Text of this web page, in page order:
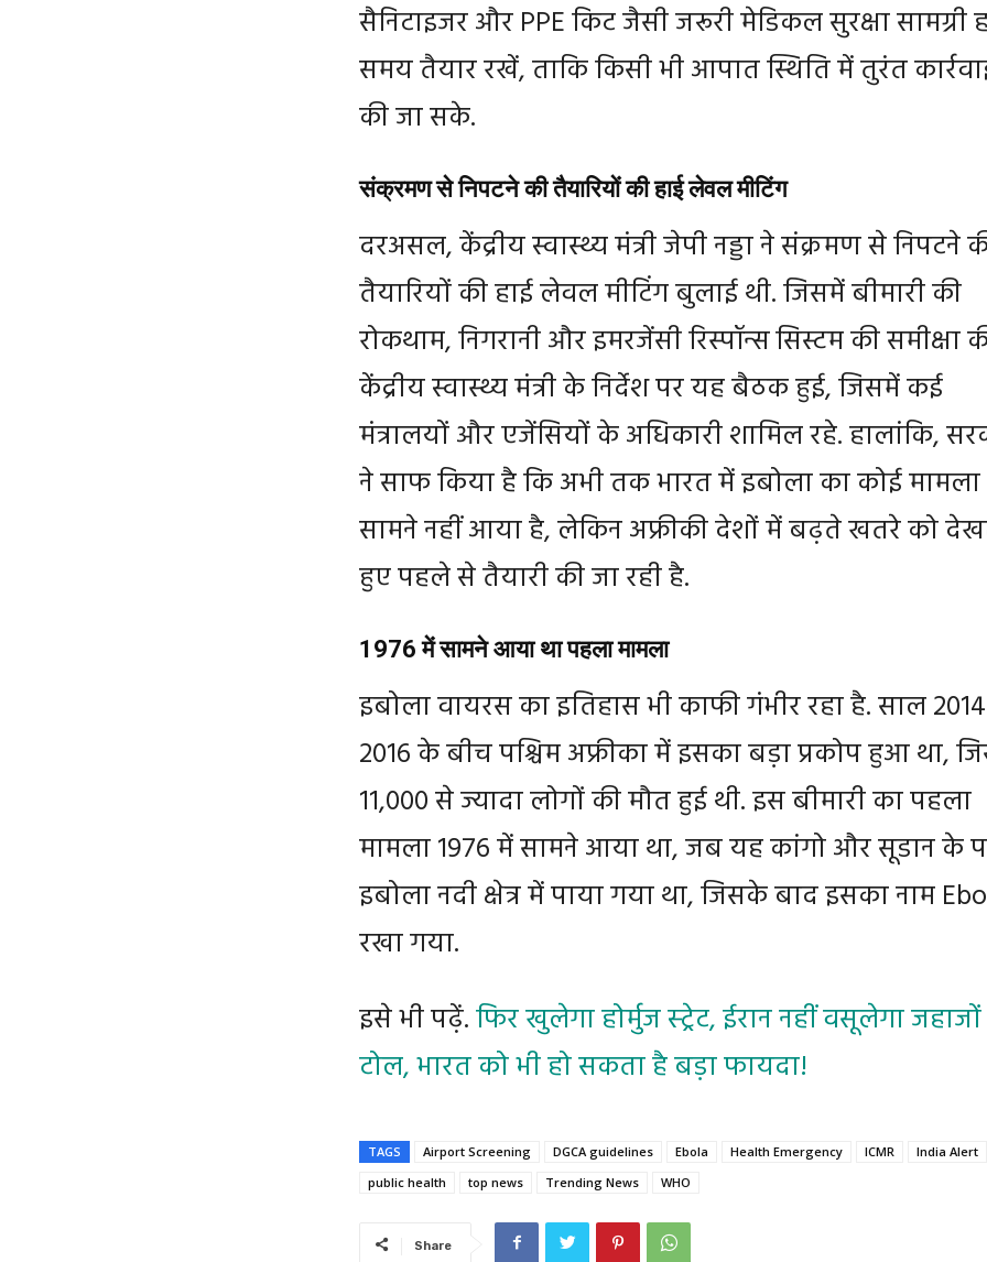
सैनिटाइजर और PPE किट जैसी जरूरी मेडिकल सुरक्षा सामग्री
समय तैयार रखें, ताकि किसी भी आपात स्थिति में तुरंत
की जा सके.
संक्रमण से निपटने की तैयारियों की हाई लेवल मीटिंग
दरअसल, केंद्रीय स्वास्थ्य मंत्री जेपी नड्डा ने संक्रमण से निपटने
तैयारियों की हाई लेवल मीटिंग बुलाई थी. जिसमें बीमारी की
रोकथाम, निगरानी और इमरजेंसी रिस्पॉन्स सिस्टम की समीक्षा
केंद्रीय स्वास्थ्य मंत्री के निर्देश पर यह बैठक हुई, जिसमें कई
मंत्रालयों और एजेंसियों के अधिकारी शामिल रहे. हालांकि,
ने साफ किया है कि अभी तक भारत में इबोला का कोई मामला
सामने नहीं आया है, लेकिन अफ्रीकी देशों में बढ़ते खतरे को
हुए पहले से तैयारी की जा रही है.
1976 में सामने आया था पहला मामला
इबोला वायरस का इतिहास भी काफी गंभीर रहा है. साल
2016 के बीच पश्चिम अफ्रीका में इसका बड़ा प्रकोप हुआ था,
11,000 से ज्यादा लोगों की मौत हुई थी. इस बीमारी का पहला
मामला 1976 में सामने आया था, जब यह कांगो और सूडान के
इबोला नदी क्षेत्र में पाया गया था, जिसके बाद इसका नाम
रखा गया.
इसे भी पढ़ें.फिर खुलेगा होर्मुज स्ट्रेट, ईरान नहीं वसूलेगा
टोल, भारत को भी हो सकता है बड़ा फायदा!
TAGS Airport Screening DGCA guidelines Ebola Health Emergency ICMR
India Alert
public health
top news Trending News WHO
Share